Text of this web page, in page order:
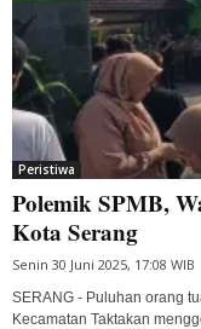
Peristiwa
Polemik SPMB,
Kota Serang
Senin 30 Juni 2025, 17:08 WIB
SERANG - Puluhan orang
Kecamatan Taktakan